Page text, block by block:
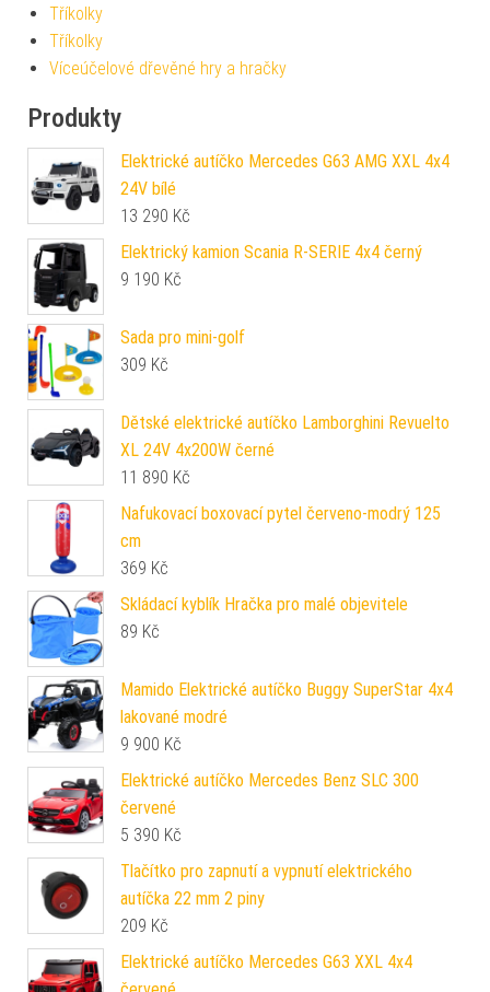
Tříkolky
Tříkolky
Víceúčelové dřevěné hry a hračky
Produkty
Elektrické autíčko Mercedes G63 AMG XXL 4x4
24V bílé
13 290 Kč
Elektrický kamion Scania R-SERIE 4x4 černý
9 190 Kč
Sada pro mini-golf
309 Kč
Dětské elektrické autíčko Lamborghini Revuelto
XL 24V 4x200W černé
11 890 Kč
Nafukovací boxovací pytel červeno-modrý 125
cm
369 Kč
Skládací kyblík Hračka pro malé objevitele
89 Kč
Mamido Elektrické autíčko Buggy SuperStar 4x4
lakované modré
9 900 Kč
Elektrické autíčko Mercedes Benz SLC 300
červené
5 390 Kč
Tlačítko pro zapnutí a vypnutí elektrického
autíčka 22 mm 2 piny
209 Kč
Elektrické autíčko Mercedes G63 XXL 4x4